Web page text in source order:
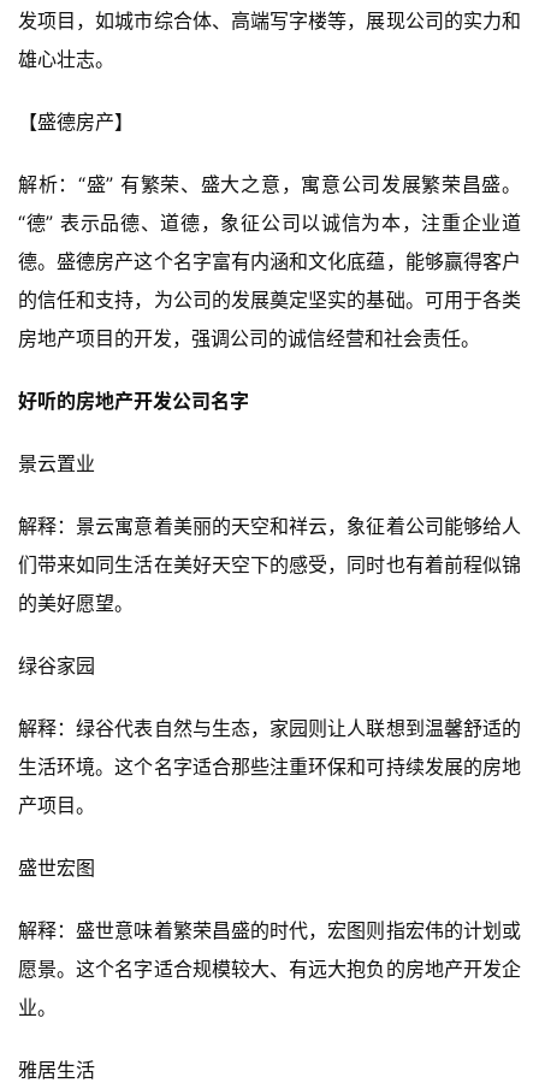
发项目，如城市综合体、高端写字楼等，展现公司的实力和
雄心壮志。
【盛德房产】
解析：“盛” 有繁荣、盛大之意，寓意公司发展繁荣昌盛。
“德” 表示品德、道德，象征公司以诚信为本，注重企业道
德。盛德房产这个名字富有内涵和文化底蕴，能够赢得客户
的信任和支持，为公司的发展奠定坚实的基础。可用于各类
房地产项目的开发，强调公司的诚信经营和社会责任。
好听的房地产开发公司名字
景云置业
解释：景云寓意着美丽的天空和祥云，象征着公司能够给人
们带来如同生活在美好天空下的感受，同时也有着前程似锦
的美好愿望。
绿谷家园
解释：绿谷代表自然与生态，家园则让人联想到温馨舒适的
生活环境。这个名字适合那些注重环保和可持续发展的房地
产项目。
盛世宏图
解释：盛世意味着繁荣昌盛的时代，宏图则指宏伟的计划或
愿景。这个名字适合规模较大、有远大抱负的房地产开发企
业。
雅居生活